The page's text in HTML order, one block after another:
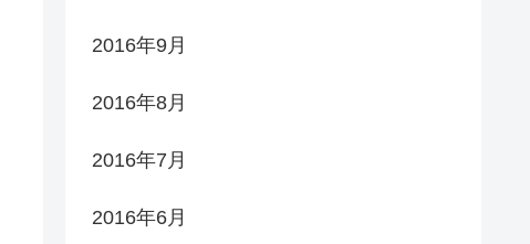
2016年9月
2016年8月
2016年7月
2016年6月